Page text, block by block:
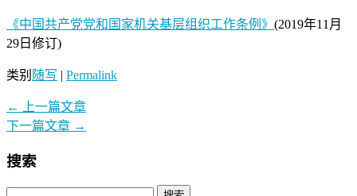
《中国共产党党和国家机关基层组织工作条例》 (2019年11月
29日修订)
类别 随写 | Permalink
←
上一篇文章
下一篇文章 →
搜索